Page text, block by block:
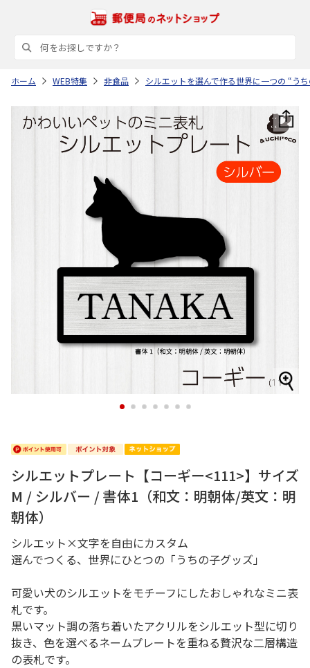
ホーム WEB特集 非食品 シルエットを選んで作る世界に一つの “う
1 2 3 4 5 6 7
シルエットプレート【コーギー<111>】サイズ
M / シルバー / 書体1（和文：明朝体/英文：明
朝体）
シルエット×文字を自由にカスタム
選んでつくる、世界にひとつの「うちの子グッズ」
可愛い犬のシルエットをモチーフにしたおしゃれなミニ表
札です。
黒いマット調の落ち着いたアクリルをシルエット型に切り
抜き、色を選べるネームプレートを重ねる贅沢な二層構造
の表札です。